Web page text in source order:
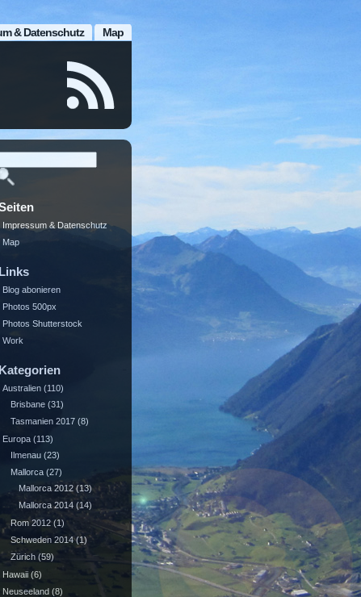
Map
& Datenschutz
Impressum & Datenschutz
Map
Links
Blog abonieren
Photos 500px
Photos Shutterstock
Work
Kategorien
Australien(110)
Brisbane(31)
Tasmanien 2017(8)
Europa(113)
Ilmenau(23)
Mallorca(27)
Mallorca 2012(13)
Mallorca 2014(14)
Rom 2012(1)
Schweden 2014(1)
Zürich(59)
Hawaii(6)
Neuseeland(8)